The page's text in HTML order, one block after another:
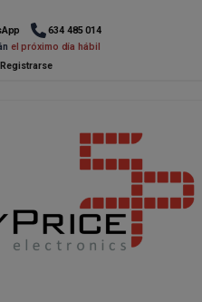
634 485 014
el próximo día hábil